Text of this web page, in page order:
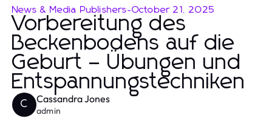
News & Media Publishers-October 21, 2025
Vorbereitung des
Beckenbodens auf die
Geburt – Übungen und
Entspannungstechniken
C Cassandra Jones
admin